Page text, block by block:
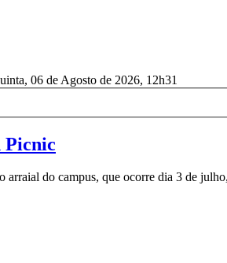
06 de Agosto de 2026, 12h31
Picnic
do campus, que ocorre dia 3 de